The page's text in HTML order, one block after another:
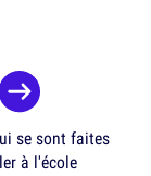
se sont faites
à l'école